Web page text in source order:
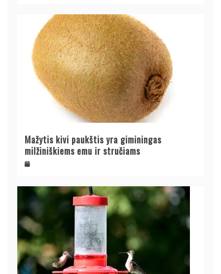
Mažytis kivi paukštis yra giminingas
milžiniškiems emu ir stručiams